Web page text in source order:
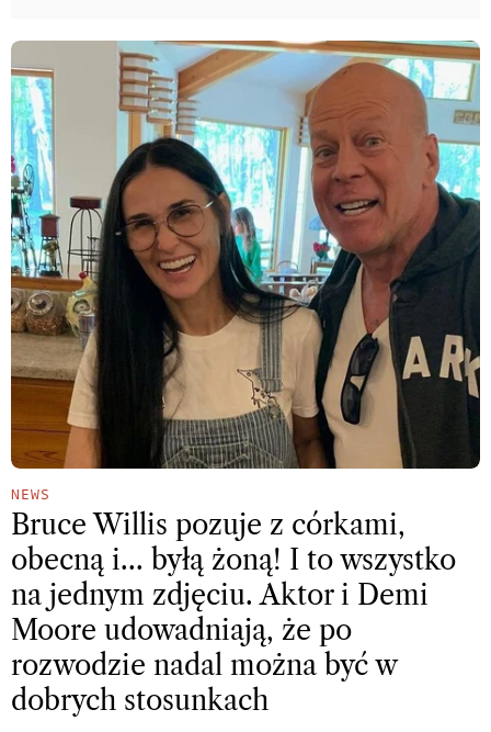
NEWS
Bruce Willis pozuje z córkami,
obecną i… byłą żoną! I to wszystko
na jednym zdjęciu. Aktor i Demi
Moore udowadniają, że po
rozwodzie nadal można być w
dobrych stosunkach